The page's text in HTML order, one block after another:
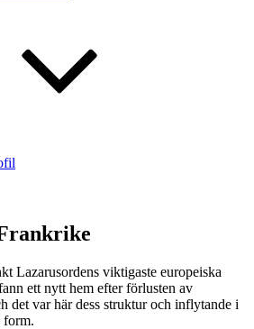
Lazarusordens viktigaste europeiska
ett nytt hem efter förlusten av
det var här dess struktur och inflytande i
form.